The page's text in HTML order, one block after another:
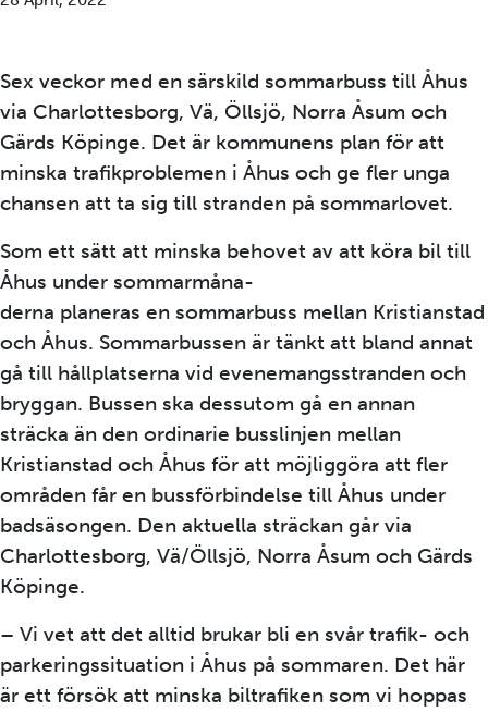
Sex veckor med en särskild sommarbuss till Åhus
via Charlottesborg, Vä, Öllsjö, Norra Åsum och
Gärds Köpinge. Det är kommunens plan för att
minska trafikproblemen i Åhus och ge fler unga
chansen att ta sig till stranden på sommarlovet.
Som ett sätt att minska behovet av att köra bil till
Åhus under sommarmåna-
derna planeras en sommarbuss mellan Kristianstad
och Åhus. Sommarbussen är tänkt att bland annat
gå till hållplatserna vid evenemangsstranden och
bryggan. Bussen ska dessutom gå en annan
sträcka än den ordinarie busslinjen mellan
Kristianstad och Åhus för att möjliggöra att fler
områden får en bussförbindelse till Åhus under
badsäsongen. Den aktuella sträckan går via
Charlottesborg, Vä/Öllsjö, Norra Åsum och Gärds
Köpinge.
– Vi vet att det alltid brukar bli en svår trafik- och
parkeringssituation i Åhus på sommaren. Det här
är ett försök att minska biltrafiken som vi hoppas